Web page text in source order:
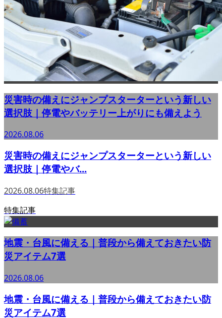
災害時の備えにジャンプスターターという新しい
選択肢｜停電やバッテリー上がりにも備えよう
2026.08.06
災害時の備えにジャンプスターターという新しい
選択肢｜停電やバ...
2026.08.06特集記事
特集記事
地震・台風に備える｜普段から備えておきたい防
災アイテム7選
2026.08.06
地震・台風に備える｜普段から備えておきたい防
災アイテム7選